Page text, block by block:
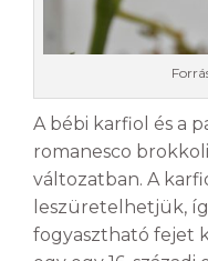
A bébi karfiol és a
romanesco
változatban. A
leszüretelhetjük,
fogyasztható fejet